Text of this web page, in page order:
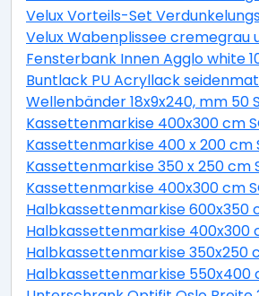
Velux Vorteils-Set
Velux Wabenplissee cremegrau
Fensterbank Innen Agglo white
Buntlack PU Acryllack
Wellenbänder 18x9x240, mm 50
Kassettenmarkise 400x300 cm
Kassettenmarkise 400 x 200 cm
Kassettenmarkise 350 x 250 cm
Kassettenmarkise 400x300 cm
Halbkassettenmarkise 600x350
Halbkassettenmarkise 400x300
Halbkassettenmarkise 350x250
Halbkassettenmarkise 550x400